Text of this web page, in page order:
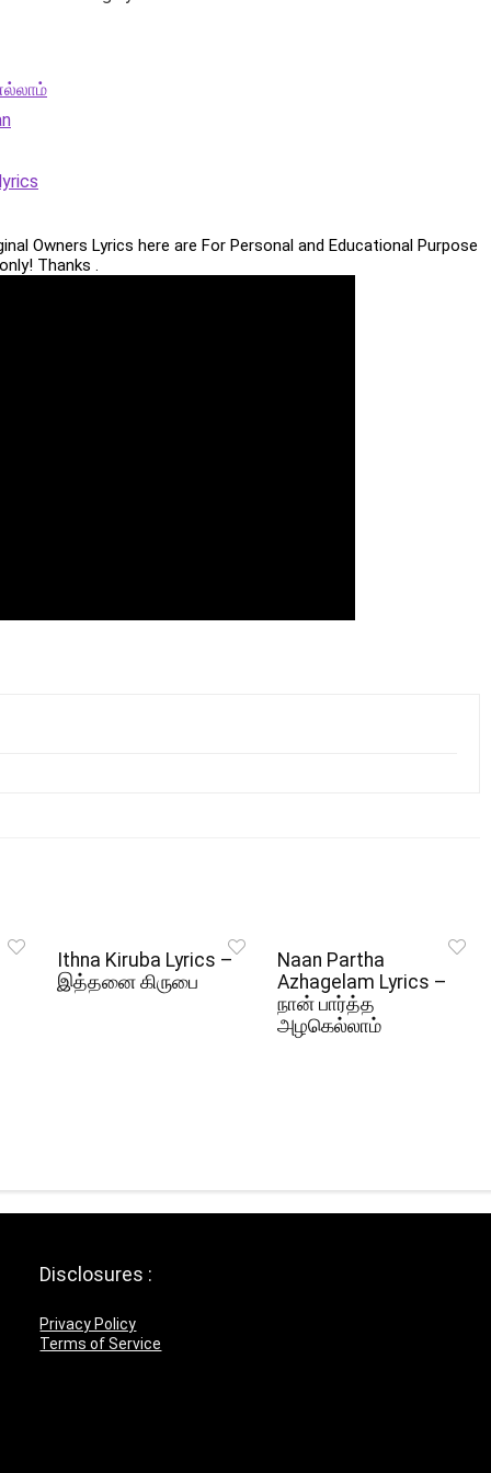
Owners Lyrics here are For Personal and Educational Purpose
Thanks .
Ithna Kiruba Lyrics –
இத்தனை கிருபை
Naan Partha
Azhagelam Lyrics –
நான் பார்த்த
அழகெல்லாம்
Disclosures :
Privacy Policy
Terms of Service